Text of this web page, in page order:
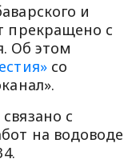
и
прекращено с
Об этом
со
с
на водоводе